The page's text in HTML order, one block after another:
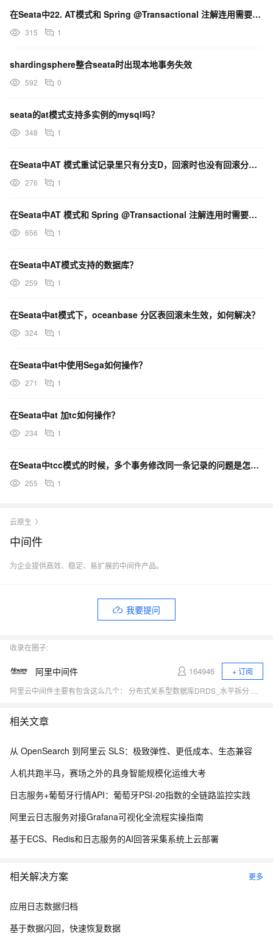
在Seata中22. AT模式和 Spring @Transactional 注解连用需要注意什么？
315 1
shardingsphere整合seata时出现本地事务失效
592 0
seata的at模式支持多实例的mysql吗？
348 1
在Seata中AT 模式重试记录里只有分支D，回滚时也没有回滚分支C的本地提交，为什么？
276 1
在Seata中AT 模式和 Spring @Transactional 注解连用时需要注意什么 ？
656 1
在Seata中AT模式支持的数据库？
259 1
在Seata中at模式下，oceanbase 分区表回滚未生效，如何解决？
324 1
在Seata中at中使用Sega如何操作？
271 1
在Seata中at 加tc如何操作？
234 1
在Seata中tcc模式的时候，多个事务修改同一条记录的问题是怎么解决的呢？
255 1
云原生
中间件
为企业提供高效、稳定、易扩展的中间件产品。
我要提问
收录在圈子:
阿里中间件 164946
+ 订阅
相关文章
从 OpenSearch 到阿里云 SLS：极致弹性、更低成本、生态兼容
人机共跑半马，赛场之外的具身智能规模化运维大考
日志服务+葡萄牙行情API：葡萄牙PSI-20指数的全链路监控实践
阿里云日志服务对接Grafana可视化全流程实操指南
基于ECS、Redis和日志服务的AI回答采集系统上云部署
相关解决方案 更多
应用日志数据归档
基于数据闪回，快速恢复数据